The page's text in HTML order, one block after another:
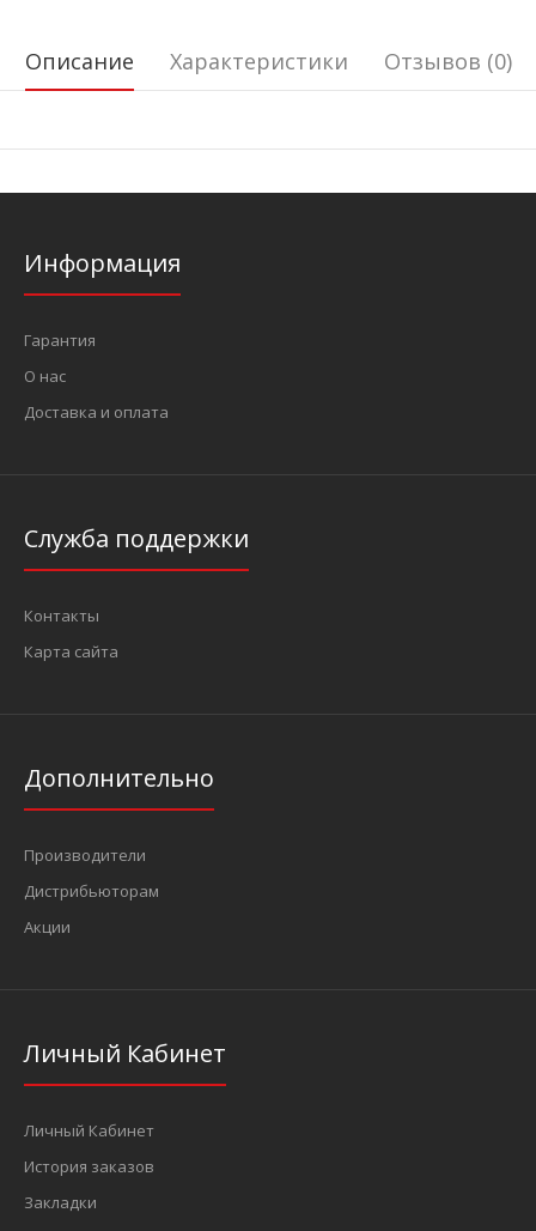
Описание Характеристики Отзывов (0)
Информация
Гарантия
О нас
Доставка и оплата
Служба поддержки
Контакты
Карта сайта
Дополнительно
Производители
Дистрибьюторам
Акции
Личный Кабинет
Личный Кабинет
История заказов
Закладки